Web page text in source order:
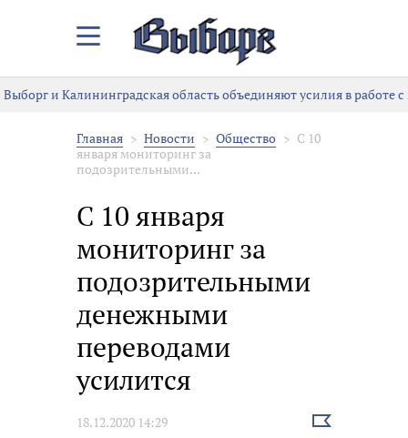
Закрыть/
меню
Выборг и Калининградская область объединяют усилия в работе
Главная Новости Общество
С 10
января мониторинг за
подозрительными...
С 10 января
мониторинг за
подозрительными
денежными
переводами
усилится
18.12.2020 14:29
Выбрать